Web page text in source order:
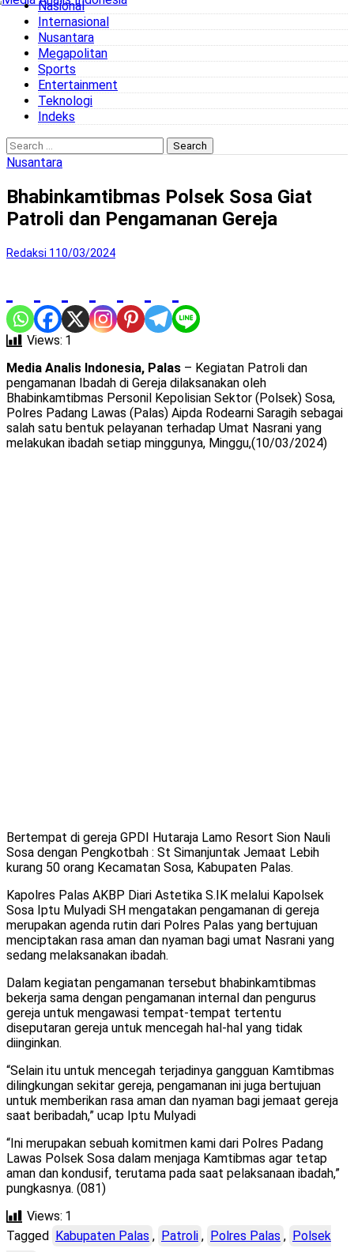
content
Nasional
Internasional
Nusantara
Megapolitan
Sports
Entertainment
Teknologi
Indeks
Search
for:
Nusantara
Bhabinkamtibmas Polsek Sosa Giat
Patroli dan Pengamanan Gereja
Redaksi 1 10/03/2024
Views: 1
Media Analis Indonesia, Palas – Kegiatan Patroli dan
pengamanan Ibadah di Gereja dilaksanakan oleh
Bhabinkamtibmas Personil Kepolisian Sektor (Polsek) Sosa,
Polres Padang Lawas (Palas) Aipda Rodearni Saragih sebagai
salah satu bentuk pelayanan terhadap Umat Nasrani yang
melakukan ibadah setiap minggunya, Minggu,(10/03/2024)
Bertempat di gereja GPDI Hutaraja Lamo Resort Sion Nauli
Sosa dengan Pengkotbah : St Simanjuntak Jemaat Lebih
kurang 50 orang Kecamatan Sosa, Kabupaten Palas.
Kapolres Palas AKBP Diari Astetika S.IK melalui Kapolsek
Sosa Iptu Mulyadi SH mengatakan pengamanan di gereja
merupakan agenda rutin dari Polres Palas yang bertujuan
menciptakan rasa aman dan nyaman bagi umat Nasrani yang
sedang melaksanakan ibadah.
Dalam kegiatan pengamanan tersebut bhabinkamtibmas
bekerja sama dengan pengamanan internal dan pengurus
gereja untuk mengawasi tempat-tempat tertentu
diseputaran gereja untuk mencegah hal-hal yang tidak
diinginkan.
“Selain itu untuk mencegah terjadinya gangguan Kamtibmas
dilingkungan sekitar gereja, pengamanan ini juga bertujuan
untuk memberikan rasa aman dan nyaman bagi jemaat gereja
saat beribadah,” ucap Iptu Mulyadi
“Ini merupakan sebuah komitmen kami dari Polres Padang
Lawas Polsek Sosa dalam menjaga Kamtibmas agar tetap
aman dan kondusif, terutama pada saat pelaksanaan ibadah,”
pungkasnya. (081)
Views: 1
Tagged Kabupaten Palas , Patroli , Polres Palas , Polsek